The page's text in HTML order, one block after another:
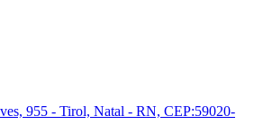
955 - Tirol, Natal - RN, CEP:59020-